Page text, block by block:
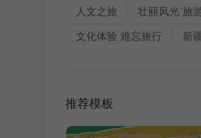
人文之旅 壮丽风光 旅
文化体验 难忘旅行 新
推荐模板